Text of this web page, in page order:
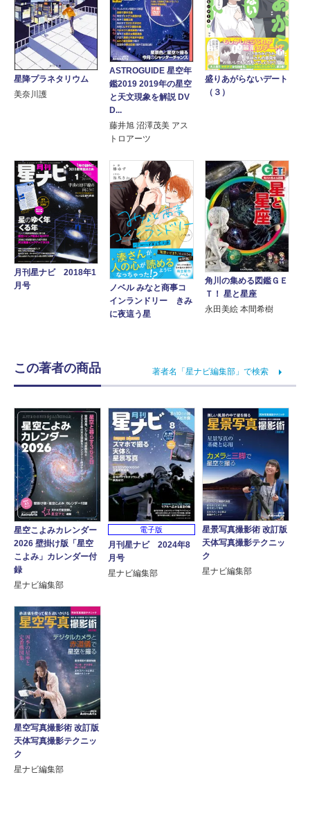
星降プラネタリウム
美奈川護
ASTROGUIDE 星空年
鑑2019 2019年の星空
と天文現象を解説 DV
D...
藤井旭 沼澤茂美 アス
トロアーツ
盛りあがらないデート
（３）
月刊星ナビ 2018年1
月号
ノベル みなと商事コ
インランドリー きみ
に夜這う星
角川の集める図鑑ＧＥ
Ｔ！ 星と星座
永田美絵 本間希樹
この著者の商品 著者名「星ナビ編集部」で検索
星空こよみカレンダー
2026 壁掛け版「星空
こよみ」カレンダー付
録
星ナビ編集部
電子版
月刊星ナビ 2024年8
月号
星ナビ編集部
星景写真撮影術 改訂版
天体写真撮影テクニッ
ク
星ナビ編集部
星空写真撮影術 改訂版
天体写真撮影テクニッ
ク
星ナビ編集部